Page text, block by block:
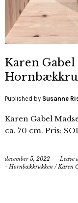
Karen
Published by Susanne
Karen Gabel
ca. 70 cm. Pris:
december 5, 2022
Leave
- Hornbækkrukken / Karen